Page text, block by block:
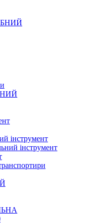
інструмент
інструмент